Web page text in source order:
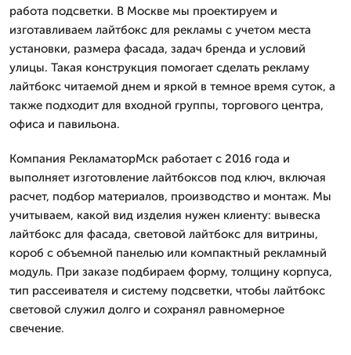
работа подсветки. В Москве мы проектируем и
изготавливаем лайтбокс для рекламы с учетом места
установки, размера фасада, задач бренда и условий
улицы. Такая конструкция помогает сделать рекламу
лайтбокс читаемой днем и яркой в темное время суток, а
также подходит для входной группы, торгового центра,
офиса и павильона.
Компания РекламаторМск работает с 2016 года и
выполняет изготовление лайтбоксов под ключ, включая
расчет, подбор материалов, производство и монтаж. Мы
учитываем, какой вид изделия нужен клиенту: вывеска
лайтбокс для фасада, световой лайтбокс для витрины,
короб с объемной панелью или компактный рекламный
модуль. При заказе подбираем форму, толщину корпуса,
тип рассеивателя и систему подсветки, чтобы лайтбокс
световой служил долго и сохранял равномерное
свечение.